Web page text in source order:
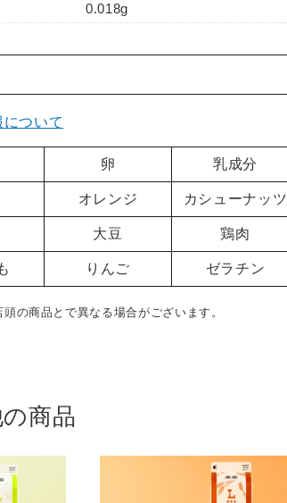
0.018g
ついて
卵 乳成分
オレンジ カシューナッツ
大豆 鶏肉
りんご ゼラチン
の商品とで異なる場合がございます。
商品